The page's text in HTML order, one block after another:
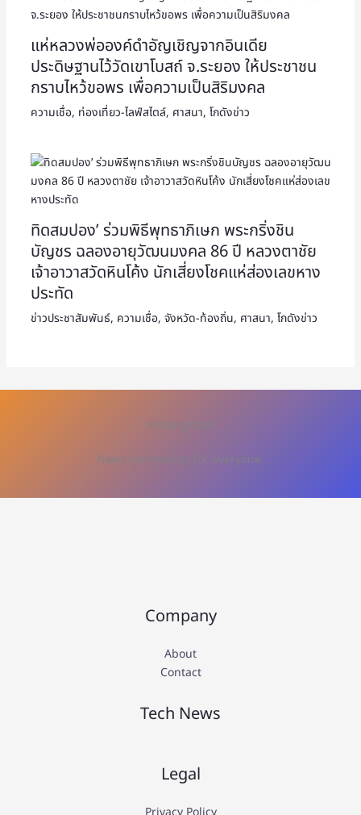
แห่หลวงพ่อองค์ดำอัญเชิญจากอินเดีย
ประดิษฐานไว้วัดเขาโบสถ์ จ.ระยอง ให้ประชาชน
กราบไหว้ขอพร เพื่อความเป็นสิริมงคล
ความเชื่อ, ท่องเที่ยว-ไลฟ์สไตล์, ศาสนา, โกดังข่าว
ทิดสมปอง’ ร่วมพิธีพุทธาภิเษก พระกริ่งชิน
บัญชร ฉลองอายุวัฒนมงคล 86 ปี หลวงตาชัย
เจ้าอาวาสวัดหินโค้ง นักเสี่ยงโชคแห่ส่องเลขหาง
ประทัด
ข่าวประชาสัมพันธ์, ความเชื่อ, จังหวัด-ท้องถิ่น, ศาสนา, โกดังข่าว
Kodangkhao
News community for everyone.
Company
About
Contact
Tech News
Legal